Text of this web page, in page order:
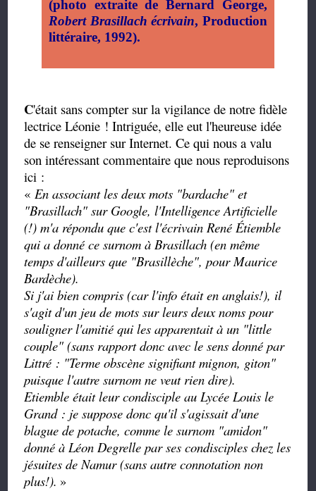
(photo extraite de Bernard George,
Robert Brasillach écrivain, Production
littéraire, 1992).
C'était sans compter sur la vigilance de notre fidèle
lectrice Léonie ! Intriguée, elle eut l'heureuse idée
de se renseigner sur Internet. Ce qui nous a valu
son intéressant commentaire que nous reproduisons
ici :
«En associant les deux mots "bardache" et
"Brasillach" sur Google, l'Intelligence Artificielle
(!) m'a répondu que c'est l'écrivain René Étiemble
qui a donné ce surnom à Brasillach (en même
temps d'ailleurs que "Brasillèche", pour Maurice
Bardèche).
Si j'ai bien compris (car l'info était en anglais!), il
s'agit d'un jeu de mots sur leurs deux noms pour
souligner l'amitié qui les apparentait à un "little
couple" (sans rapport donc avec le sens donné par
Littré : "Terme obscène signifiant mignon, giton"
puisque l'autre surnom ne veut rien dire).
Etiemble était leur condisciple au Lycée Louis le
Grand : je suppose donc qu'il s'agissait d'une
blague de potache, comme le surnom "amidon"
donné à Léon Degrelle par ses condisciples chez les
jésuites de Namur (sans autre connotation non
plus!). »